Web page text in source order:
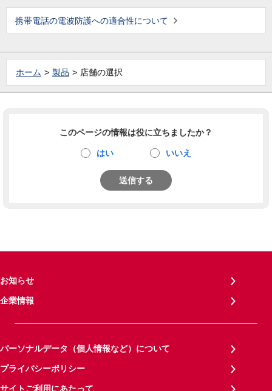
携帯電話の電波防護への適合性について
ホーム 製品 店舗の選択
このページの情報は役に立ちましたか？
はい いいえ
送信する
お知らせ
企業情報
パーソナルデータ（個人情報など）について
プライバシーポリシー
サイトご利用にあたって